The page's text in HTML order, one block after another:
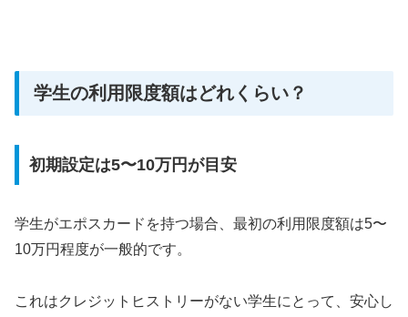
学生の利用限度額はどれくらい？
初期設定は5〜10万円が目安
学生がエポスカードを持つ場合、最初の利用限度額は5〜
10万円程度が一般的です。
これはクレジットヒストリーがない学生にとって、安心し